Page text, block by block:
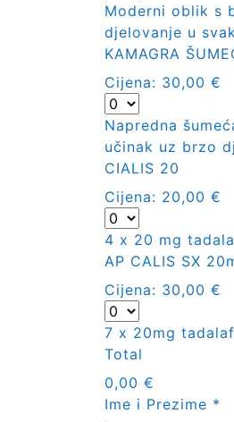
Moderni oblik s
djelovanje u
KAMAGRA
Cijena: 30,00 €
Napredna
učinak uz brzo
CIALIS 20
Cijena: 20,00 €
4 x 20 mg
AP CALIS SX
Cijena: 30,00 €
7 x 20mg
Total
0,00 €
Ime i Prezime *